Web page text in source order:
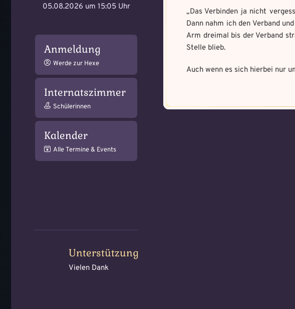
05.08.2026 um 15:05 Uhr
Anmeldung
Werde zur Hexe
Internatszimmer
Schülerinnen
Kalender
Alle Termine & Events
Unterstützung
Vielen Dank
„Das Verbinden ja nicht
Dann nahm ich den Verband
Arm dreimal bis der Verband
Stelle blieb.
Auch wenn es sich hierbei nur
Absenden